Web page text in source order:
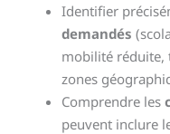
Identifier
demandés
mobilité réduite,
zones
Comprendre les
peuvent inclure